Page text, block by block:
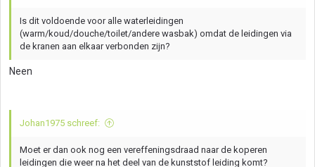
Is dit voldoende voor alle waterleidingen
(warm/koud/douche/toilet/andere wasbak) omdat de leidingen via
de kranen aan elkaar verbonden zijn?
Neen
Johan1975 schreef:
Moet er dan ook nog een vereffeningsdraad naar de koperen
leidingen die weer na het deel van de kunststof leiding komt?